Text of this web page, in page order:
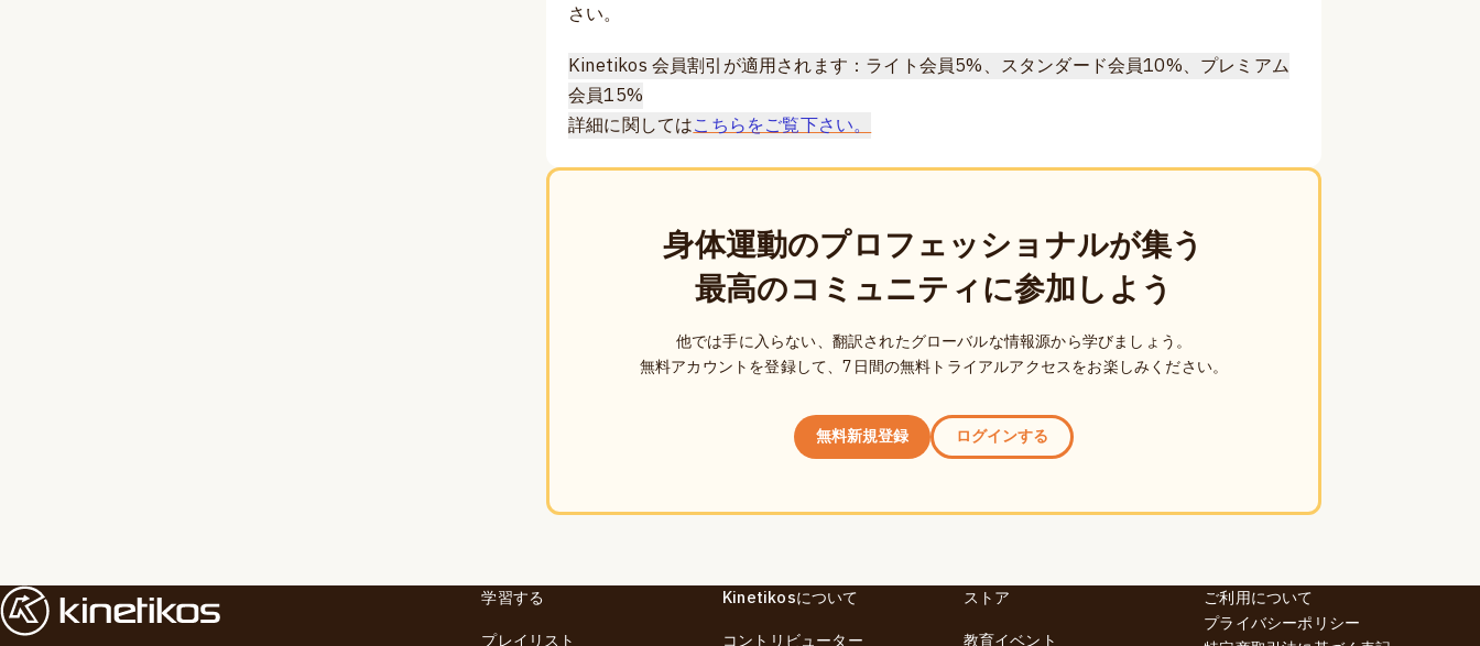
さい。
Kinetikos 会員割引が適用されます：ライト会員5%、スタンダード会員10%、プレミアム
会員15%
詳細に関してはこちらをご覧下さい。
身体運動のプロフェッショナルが集う
最高のコミュニティに参加しよう
他では手に入らない、翻訳されたグローバルな情報源から学びましょう。
無料アカウントを登録して、7日間の無料トライアルアクセスをお楽しみください。
無料新規登録 ログインする
学習する
プレイリスト
Kinetikosについて
コントリビューター
ストア
教育イベント
ご利用について
プライバシーポリシー